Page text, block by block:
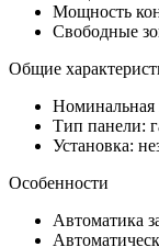
Мощность
Свободные
Общие
Тип панели:
Установка:
Особенности
Автоматика